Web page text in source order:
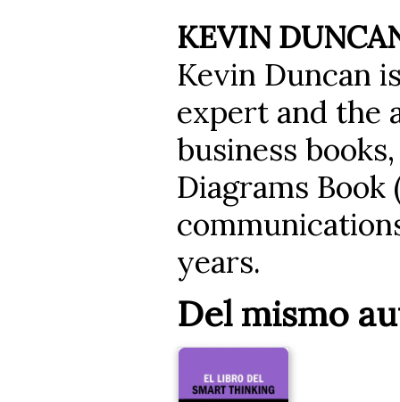
KEVIN
Kevin Duncan
expert and the
business
Diagrams
years.
Del mismo